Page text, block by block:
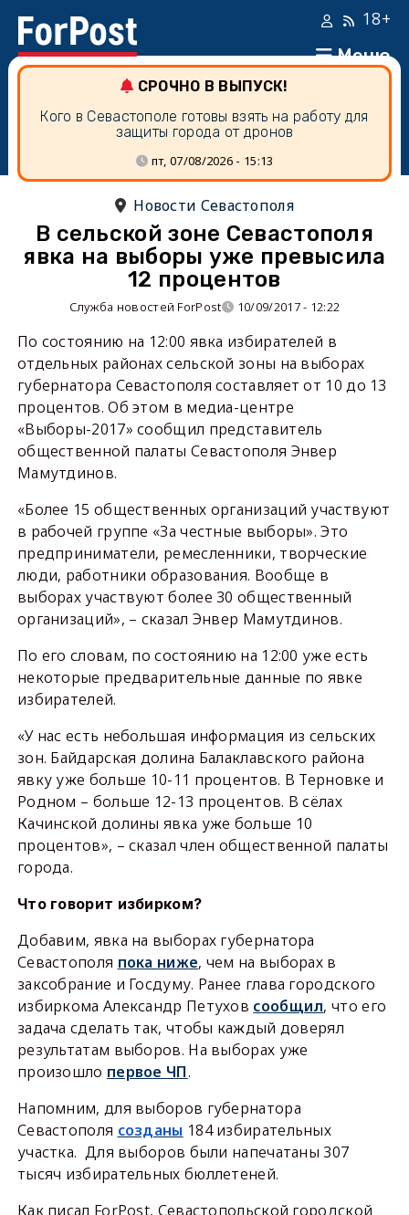
Меню
18+
СРОЧНО В ВЫПУСК!
Кого в Севастополе готовы взять на работу для
защиты города от дронов
пт, 07/08/2026 - 15:13
Новости Севастополя
В сельской зоне Севастополя
явка на выборы уже превысила
12 процентов
Служба новостей ForPost 10/09/2017 - 12:22
По состоянию на 12:00 явка избирателей в
отдельных районах сельской зоны на выборах
губернатора Севастополя составляет от 10 до 13
процентов. Об этом в медиа-центре
«Выборы-2017» сообщил представитель
общественной палаты Севастополя Энвер
Мамутдинов.
«Более 15 общественных организаций участвуют
в рабочей группе «За честные выборы». Это
предприниматели, ремесленники, творческие
люди, работники образования. Вообще в
выборах участвуют более 30 общественный
организаций», – сказал Энвер Мамутдинов.
По его словам, по состоянию на 12:00 уже есть
некоторые предварительные данные по явке
избирателей.
«У нас есть небольшая информация из сельских
зон. Байдарская долина Балаклавского района
явку уже больше 10-11 процентов. В Терновке и
Родном – больше 12-13 процентов. В сёлах
Качинской долины явка уже больше 10
процентов», – сказал член общественной палаты
города.
Что говорит избирком?
Добавим, явка на выборах губернатора
Севастополя пока ниже, чем на выборах в
заксобрание и Госдуму. Ранее глава городского
избиркома Александр Петухов сообщил, что его
задача сделать так, чтобы каждый доверял
результатам выборов. На выборах уже
произошло первое ЧП.
Напомним, для выборов губернатора
Севастополя созданы 184 избирательных
участка. Для выборов были напечатаны 307
тысяч избирательных бюллетеней.
Как писал ForPost, Севастопольской городской